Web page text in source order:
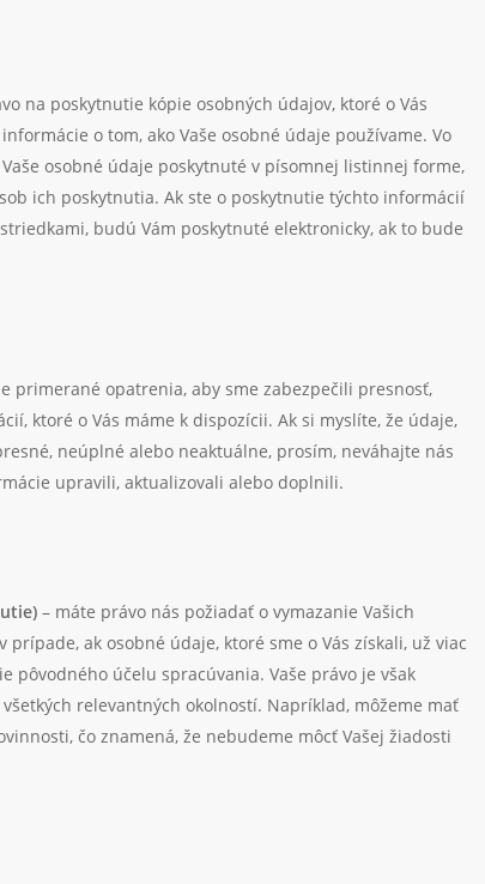
na poskytnutie kópie osobných údajov, ktoré o Vás
o tom, ako Vaše osobné údaje používame. Vo
osobné údaje poskytnuté v písomnej listinnej forme,
ich poskytnutia. Ak ste o poskytnutie týchto informácií
budú Vám poskytnuté elektronicky, ak to bude
primerané opatrenia, aby sme zabezpečili presnosť,
ktoré o Vás máme k dispozícii. Ak si myslíte, že údaje,
neúplné alebo neaktuálne, prosím, neváhajte nás
upravili, aktualizovali alebo doplnili.
– máte právo nás požiadať o vymazanie Vašich
ak osobné údaje, ktoré sme o Vás získali, už viac
pôvodného účelu spracúvania. Vaše právo je však
relevantných okolností. Napríklad, môžeme mať
čo znamená, že nebudeme môcť Vašej žiadosti